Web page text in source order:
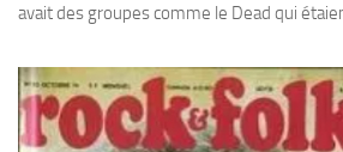
avait des groupes comme le Dead qui